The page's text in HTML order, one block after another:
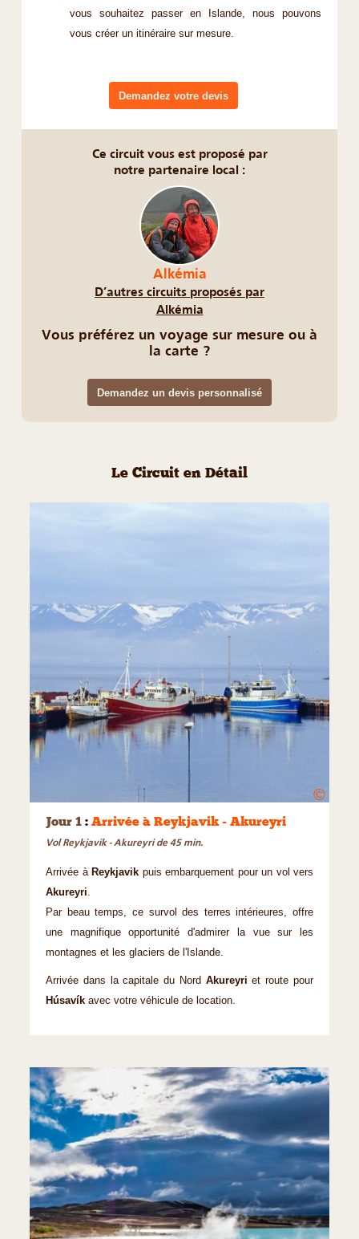
vous souhaitez passer en Islande, nous pouvons
vous créer un itinéraire sur mesure.
Demandez votre devis
Ce circuit vous est proposé par
notre partenaire local :
Alkémia
D’autres circuits proposés par
Alkémia
Vous préférez un voyage sur mesure ou à
la carte ?
Demandez un devis personnalisé
Le Circuit en Détail
©
Jour 1 : Arrivée à Reykjavik - Akureyri
Vol Reykjavík - Akureyri de 45 min.
Arrivée à Reykjavik puis embarquement pour un vol vers
Akureyri.
Par beau temps, ce survol des terres intérieures, offre
une magnifique opportunité d'admirer la vue sur les
montagnes et les glaciers de l'Islande.
Arrivée dans la capitale du Nord Akureyri et route pour
Húsavík avec votre véhicule de location.